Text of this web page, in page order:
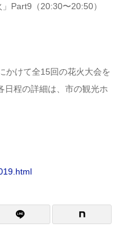
Part9（20:30〜20:50）
かけて全15回の花火大会を
日程の詳細は、市の観光ホ